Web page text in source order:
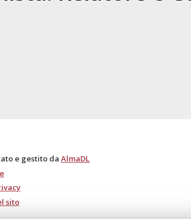
e gestito da AlmaDL
sito